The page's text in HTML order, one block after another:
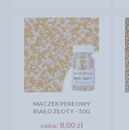
MACZEK PERŁOWY
BIAŁO ZŁOTY - 50G
cena: 8,00 zł